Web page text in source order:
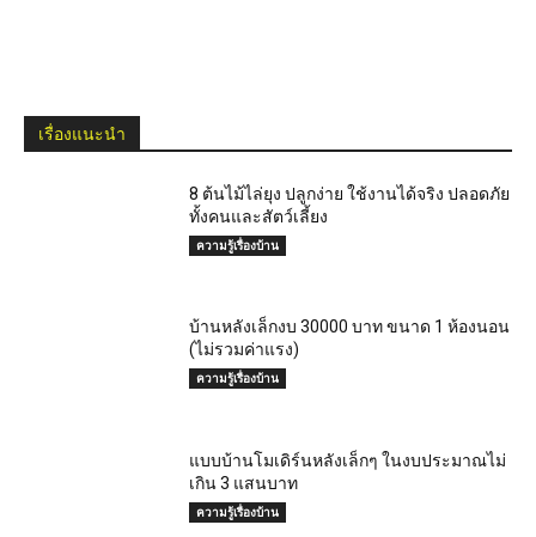
เรื่องแนะนำ
8 ต้นไม้ไล่ยุง ปลูกง่าย ใช้งานได้จริง ปลอดภัย
ทั้งคนและสัตว์เลี้ยง
ความรู้เรื่องบ้าน
บ้านหลังเล็กงบ 30000 บาท ขนาด 1 ห้องนอน
(ไม่รวมค่าแรง)
ความรู้เรื่องบ้าน
แบบบ้านโมเดิร์นหลังเล็กๆ ในงบประมาณไม่
เกิน 3 แสนบาท
ความรู้เรื่องบ้าน